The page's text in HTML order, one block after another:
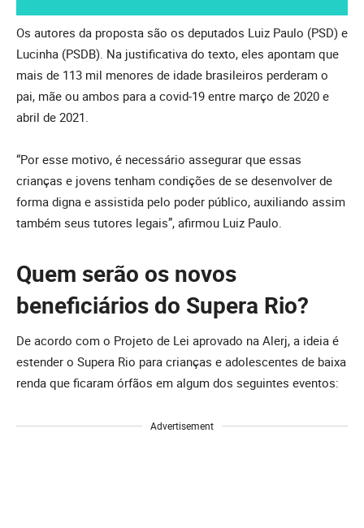
Os autores da proposta são os deputados Luiz Paulo (PSD) e
Lucinha (PSDB). Na justificativa do texto, eles apontam que
mais de 113 mil menores de idade brasileiros perderam o
pai, mãe ou ambos para a covid-19 entre março de 2020 e
abril de 2021.
“Por esse motivo, é necessário assegurar que essas
crianças e jovens tenham condições de se desenvolver de
forma digna e assistida pelo poder público, auxiliando assim
também seus tutores legais”, afirmou Luiz Paulo.
Quem serão os novos
beneficiários do Supera Rio?
De acordo com o Projeto de Lei aprovado na Alerj, a ideia é
estender o Supera Rio para crianças e adolescentes de baixa
renda que ficaram órfãos em algum dos seguintes eventos:
Advertisement